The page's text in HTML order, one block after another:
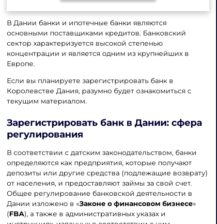
В Дании банки и ипотечные банки являются
основными поставщиками кредитов. Банковский
сектор характеризуется высокой степенью
концентрации и является одним из крупнейших в
Европе.
Если вы планируете зарегистрировать банк в
Королевстве Дания, разумно будет ознакомиться с
текущим материалом.
Зарегистрировать банк в Дании: сфера
регулирования
В соответствии с датским законодательством, банки
определяются как предприятия, которые получают
депозиты или другие средства (подлежащие возврату)
от населения, и предоставляют займы за свой счет.
Общее регулирование банковской деятельности в
Дании изложено в «Законе о финансовом бизнесе»
(FBA), а также в административных указах и